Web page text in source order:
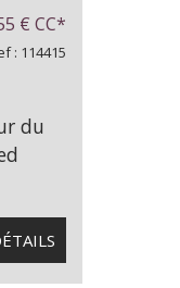
€ CC*
: 114415
du